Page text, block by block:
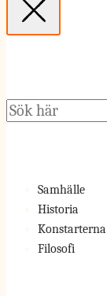
Sök
Samhälle
Historia
Konstarterna
Filosofi